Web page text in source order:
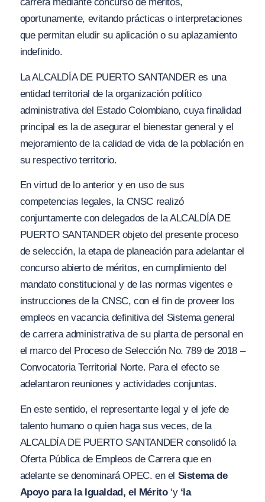
oportunamente, evitando prácticas o interpretaciones
que permitan eludir su aplicación o su aplazamiento
indefinido.
La ALCALDÍA DE PUERTO SANTANDER es una
entidad territorial de la organización político
administrativa del Estado Colombiano, cuya finalidad
principal es la de asegurar el bienestar general y el
mejoramiento de la calidad de vida de la población en
su respectivo territorio.
En virtud de lo anterior y en uso de sus
competencias legales, la CNSC realizó
conjuntamente con delegados de la ALCALDÍA DE
PUERTO SANTANDER objeto del presente proceso
de selección, la etapa de planeación para adelantar el
concurso abierto de méritos, en cumplimiento del
mandato constitucional y de las normas vigentes e
instrucciones de la CNSC, con el fin de proveer los
empleos en vacancia definitiva del Sistema general
de carrera administrativa de su planta de personal en
el marco del Proceso de Selección No. 789 de 2018 –
Convocatoria Territorial Norte. Para el efecto se
adelantaron reuniones y actividades conjuntas.
En este sentido, el representante legal y el jefe de
talento humano o quien haga sus veces, de la
ALCALDÍA DE PUERTO SANTANDER consolidó la
Oferta Pública de Empleos de Carrera que en
adelante se denominará OPEC. en el Sistema de
Apoyo para la Igualdad, el Mérito ‘y ‘la